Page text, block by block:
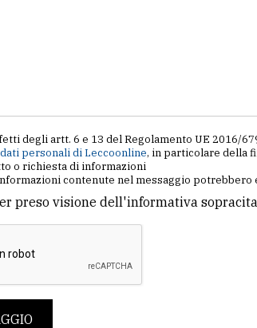
degli artt. 6 e 13 del Regolamento UE 2016/
personali di Leccoonline, in particolare della
o richiesta di informazioni
contenute nel messaggio
preso visione dell'informativa